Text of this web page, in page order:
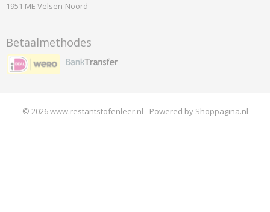
1951 ME Velsen-Noord
Betaalmethodes
© 2026 www.restantstofenleer.nl - Powered by Shoppagina.nl